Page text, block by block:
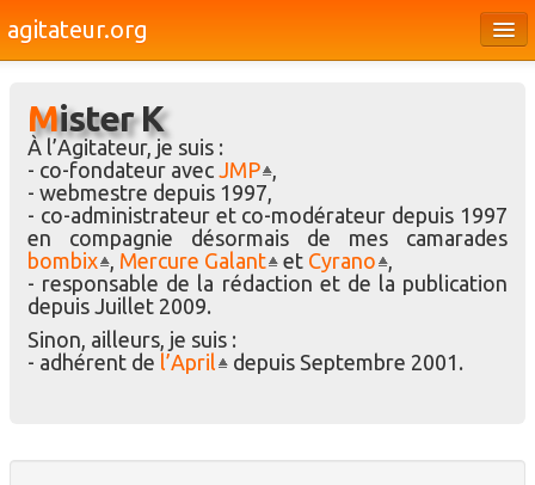
agitateur.org
Bourges & le Cher
Société
Culture
Médias
Dossiers
Brèves
Mister K
À l’Agitateur, je suis :
- co-fondateur avec JMP ,
- webmestre depuis 1997,
- co-administrateur et co-modérateur depuis 1997
en compagnie désormais de mes camarades
bombix , Mercure Galant et Cyrano ,
- responsable de la rédaction et de la publication
depuis Juillet 2009.
Sinon, ailleurs, je suis :
- adhérent de l’April depuis Septembre 2001.